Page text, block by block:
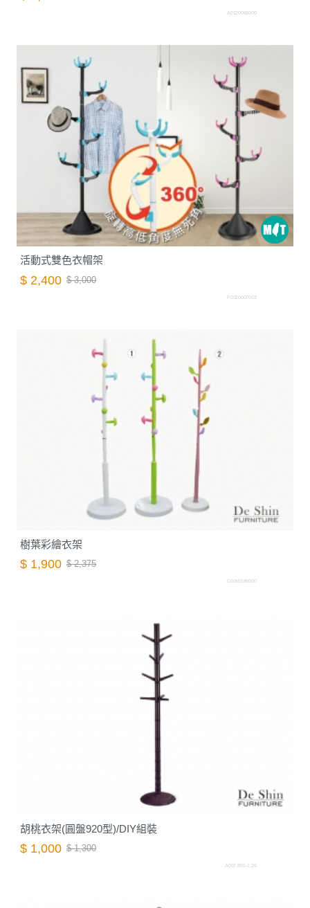
A0120066000
活動式雙色衣帽架
$ 2,400 $ 3,000
F0320007003
樹葉彩繪衣架
$ 1,900 $ 2,375
C0050189000
胡桃衣架(圓盤920型)/DIY組裝
$ 1,000 $ 1,300
A007.865-1.26